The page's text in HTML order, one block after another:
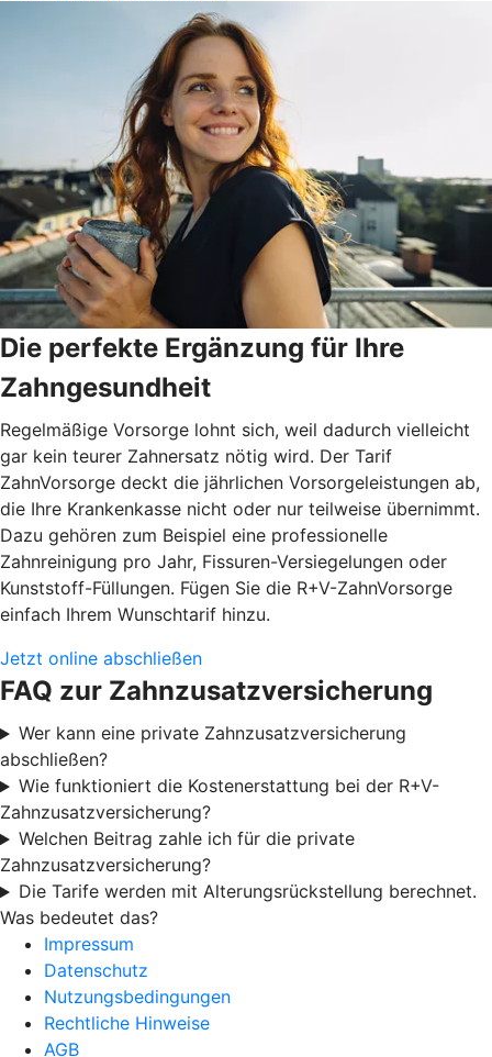
Die perfekte Ergänzung für Ihre
Zahngesundheit
Regelmäßige Vorsorge lohnt sich, weil dadurch vielleicht
gar kein teurer Zahnersatz nötig wird. Der Tarif
ZahnVorsorge deckt die jährlichen Vorsorgeleistungen ab,
die Ihre Krankenkasse nicht oder nur teilweise übernimmt.
Dazu gehören zum Beispiel eine professionelle
Zahnreinigung pro Jahr, Fissuren-Versiegelungen oder
Kunststoff-Füllungen. Fügen Sie die R+V-ZahnVorsorge
einfach Ihrem Wunschtarif hinzu.
Jetzt online abschließen
FAQ zur Zahnzusatzversicherung
Wer kann eine private Zahnzusatzversicherung
abschließen?
Wie funktioniert die Kostenerstattung bei der R+V-
Zahnzusatzversicherung?
Welchen Beitrag zahle ich für die private
Zahnzusatzversicherung?
Die Tarife werden mit Alterungsrückstellung berechnet.
Was bedeutet das?
Impressum
Datenschutz
Nutzungsbedingungen
Rechtliche Hinweise
AGB